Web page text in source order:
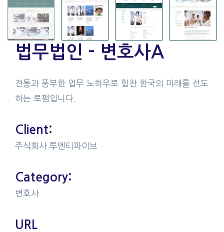
법무법인 - 변호사A
전통과 풍부한 업무 노하우로 힘찬 한국의 미래를 선도
하는 로펌입니다.
Client:
주식회사 투엔티파이브
Category:
변호사
URL